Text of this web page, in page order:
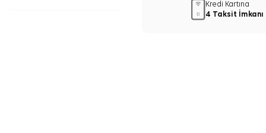
Kredi Kartına
4 Taksit İmkanı